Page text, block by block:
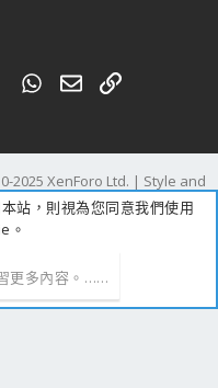
TumblrWhatsApp
電子郵件
連結
2025 XenForo Ltd. | Style and
1.2982s
站，則視為您同意我們使用
。
更多內容。……